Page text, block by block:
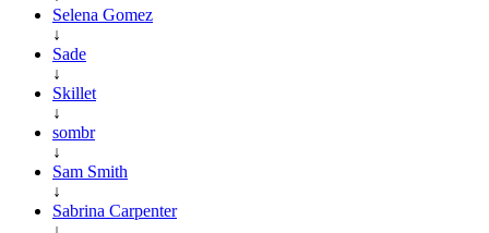
Selena Gomez
↓
Sade
↓
Skillet
↓
sombr
↓
Sam Smith
↓
Sabrina Carpenter